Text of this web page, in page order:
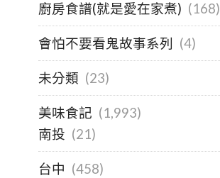
廚房食譜(就是愛在家煮) (168)
會怕不要看鬼故事系列 (4)
未分類 (23)
美味食記 (1,993)
南投 (21)
台中 (458)